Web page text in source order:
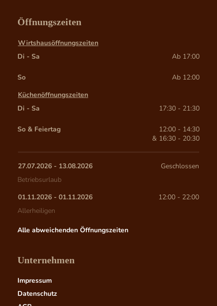
Öffnungszeiten
Wirtshausöffnungszeiten
Di - Sa
Ab 17:00
So
Ab 12:00
Küchenöffnungszeiten
Di - Sa
17:30 - 21:30
So & Feiertag
12:00 - 14:30
& 16:30 - 20:30
27.07.2026 - 13.08.2026
Geschlossen
Betriebsurlaub
01.11.2026 - 01.11.2026 12:00 - 22:00
Allerheiligen
Alle abweichenden Öffnungszeiten
Unternehmen
Impressum
Datenschutz